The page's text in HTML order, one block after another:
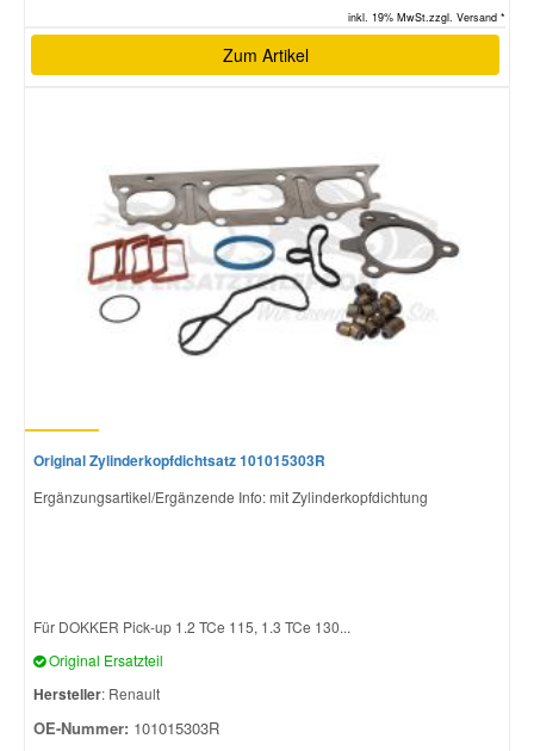
inkl. 19% MwSt.zzgl. Versand *
Zum Artikel
Original Zylinderkopfdichtsatz 101015303R
Ergänzungsartikel/Ergänzende Info: mit Zylinderkopfdichtung
Für DOKKER Pick-up 1.2 TCe 115, 1.3 TCe 130...
Original Ersatzteil
Hersteller: Renault
OE-Nummer: 101015303R